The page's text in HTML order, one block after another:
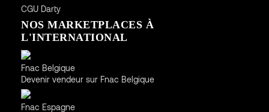
CGUDarty
NOS MARKETPLACES À
L'INTERNATIONAL
Fnac Belgique
Devenir vendeur sur Fnac Belgique
Fnac Espagne